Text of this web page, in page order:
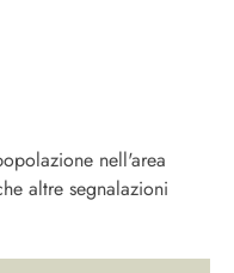
nell'area
altre segnalazioni